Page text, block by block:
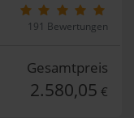
191 Bewertungen
Gesamtpreis
2.580,05 €